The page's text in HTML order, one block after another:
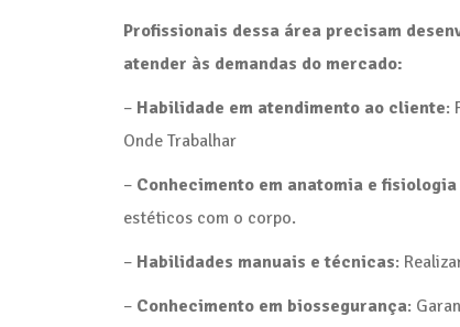
Profissionais dessa área precisam
atender às demandas do mercado:
– Habilidade em atendimento ao cliente:
Onde Trabalhar
– Conhecimento em anatomia e fisiologia
estéticos com o corpo.
– Habilidades manuais e técnicas:
– Conhecimento em biossegurança: